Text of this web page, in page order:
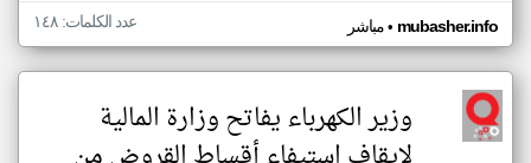
مباشر• mubasher.info عدد الكلمات: ١٤٨
وزير الكهرباء يفاتح وزارة المالية